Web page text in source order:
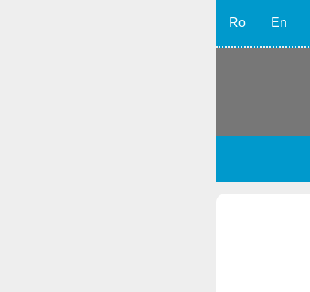
Ro En